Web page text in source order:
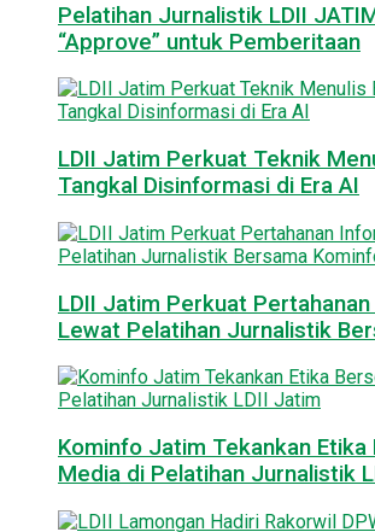
Pelatihan Jurnalistik LDII
“Approve” untuk Pemberitaan
LDII Jatim Perkuat Teknik
Tangkal Disinformasi di Era AI
LDII Jatim Perkuat
Lewat Pelatihan Jurnalistik
Kominfo Jatim Tekankan Etika
Media di Pelatihan Jurnalistik